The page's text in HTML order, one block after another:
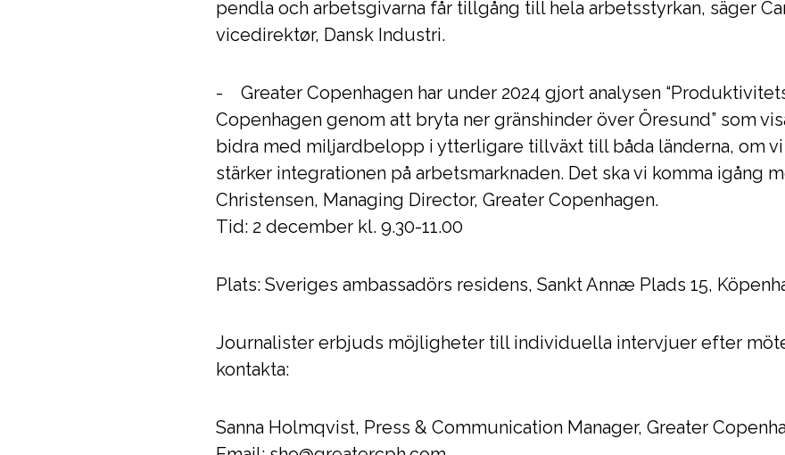
pendla och arbetsgivarna får tillgång till hela arbetsstyrkan, säger
vicedirektør, Dansk Industri.
- Greater Copenhagen har under 2024 gjort analysen
Copenhagen genom att bryta ner gränshinder över Öresund” som
bidra med miljardbelopp i ytterligare tillväxt till båda länderna, om
stärker integrationen på arbetsmarknaden. Det ska vi komma igång
Christensen, Managing Director, Greater Copenhagen.
Tid: 2 december kl. 9.30-11.00
Plats: Sveriges ambassadörs residens, Sankt Annæ Plads 15,
Journalister erbjuds möjligheter till individuella intervjuer efter
kontakta:
Sanna Holmqvist, Press & Communication Manager, Greater